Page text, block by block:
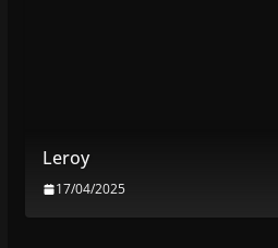
Leroy
17/04/2025